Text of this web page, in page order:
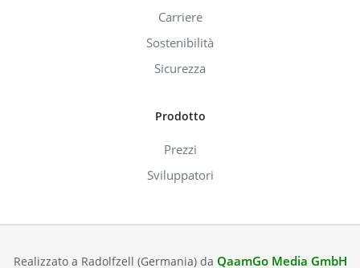
Carriere
Sostenibilità
Sicurezza
Prodotto
Prezzi
Sviluppatori
Realizzato a Radolfzell (Germania) da QaamGo Media GmbH